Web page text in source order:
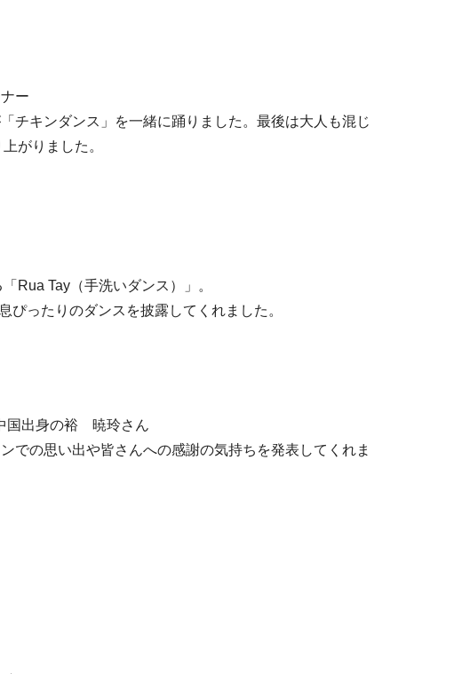
ー
チキンダンス」を一緒に踊りました。最後は大人も混じ
がりました。
Rua Tay （手洗いダンス）」。
ぴったりのダンスを披露してくれました。
国出身の裕 暁玲さん
での思い出や皆さんへの感謝の気持ちを発表してくれま